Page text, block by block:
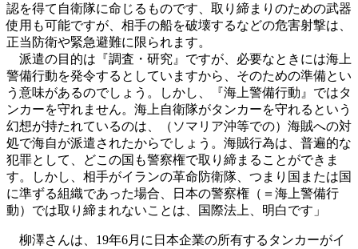
認を得て自衛隊に命じるものです、取り締まりのための武器
使用も可能ですが、相手の船を破壊するなどの危害射撃は、
正当防衛や緊急避難に限られます。
派遣の目的は『調査・研究』ですが、必要なときには海上
警備行動を発令するとしていますから、そのための準備とい
う意味があるのでしょう。しかし、『海上警備行動』ではタ
ンカーを守れません。海上自衛隊がタンカーを守れるという
幻想が持たれているのは、（ソマリア沖等での）海賊への対
処で海自が派遣されたからでしょう。海賊行為は、普遍的な
犯罪として、どこの国も警察権で取り締まることができま
す。しかし、相手がイランの革命防衛隊、つまり国または国
に準ずる組織であった場合、日本の警察権（＝海上警備行
動）では取り締まれないことは、国際法上、明白です」
柳澤さんは、19年6月に日本企業の所有するタンカーがイ